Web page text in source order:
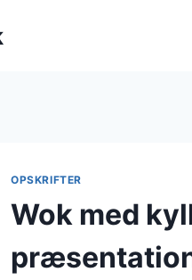
OPSKRIFTER
Wok med